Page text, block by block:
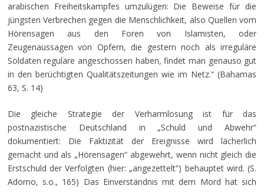
arabischen Freiheitskampfes umzulügen: Die Beweise für die
jüngsten Verbrechen gegen die Menschlichkeit, also Quellen vom
Hörensagen aus den Foren von Islamisten, oder
Zeugenaussagen von Opfern, die gestern noch als irreguläre
Soldaten reguläre angeschossen haben, findet man genauso gut
in den berüchtigten Qualitätszeitungen wie im Netz.“ (Bahamas
63, S. 14)
Die gleiche Strategie der Verharmlosung ist für das
postnazistische Deutschland in „Schuld und Abwehr“
dokumentiert: Die Faktizität der Ereignisse wird lächerlich
gemacht und als „Hörensagen“ abgewehrt, wenn nicht gleich die
Erstschuld der Verfolgten (hier: „angezettelt“) behauptet wird. (S.
Adorno, s.o., 165) Das Einverständnis mit dem Mord hat sich